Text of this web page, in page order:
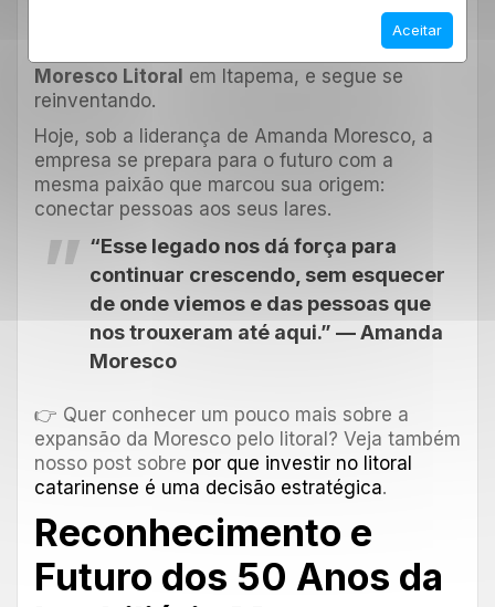
Aceitar
Innovaree o
, expandiu sua atuação com a
Moresco Litoral em Itapema, e segue se
reinventando.
Hoje, sob a liderança de Amanda Moresco, a
empresa se prepara para o futuro com a
mesma paixão que marcou sua origem:
conectar pessoas aos seus lares.
“Esse legado nos dá força para
continuar crescendo, sem esquecer
de onde viemos e das pessoas que
nos trouxeram até aqui.” — Amanda
Moresco
👉 Quer conhecer um pouco mais sobre a
expansão da Moresco pelo litoral? Veja também
nosso post sobre por que investir no litoral
catarinense é uma decisão estratégica.
Reconhecimento e
Futuro dos 50 Anos da